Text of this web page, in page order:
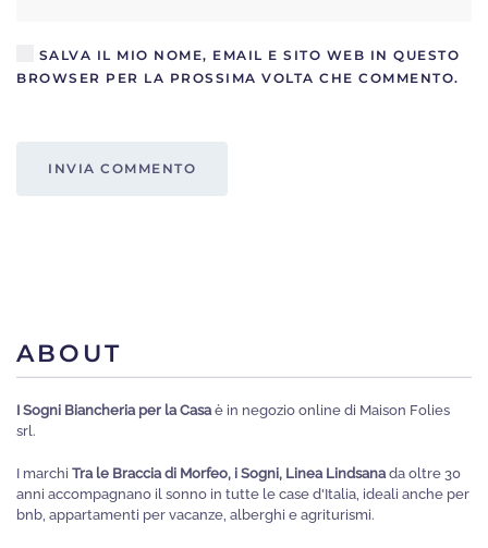
SALVA IL MIO NOME, EMAIL E SITO WEB IN QUESTO
BROWSER PER LA PROSSIMA VOLTA CHE COMMENTO.
INVIA COMMENTO
ABOUT
I Sogni Biancheria per la Casaè in negozio online di Maison Folies
srl.
I marchi Tra le Braccia di Morfeo, i Sogni, Linea Lindsanada oltre 30
anni accompagnano il sonno in tutte le case d'Italia, ideali anche per
bnb, appartamenti per vacanze, alberghi e agriturismi.